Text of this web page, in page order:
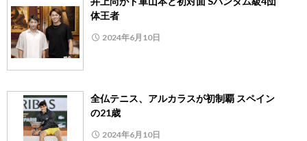
体王者
2024年6月10日
全仏テニス、アルカラスが初制覇 スペイン
の21歳
2024年6月10日